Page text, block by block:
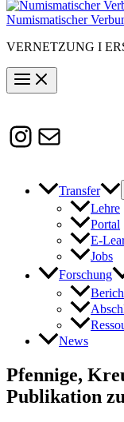
Numismatischer
VERNETZUNG I
Instagram
heidelberg.de
Transfer
Lehre
Portal
E-
Jobs
Forschung
News
Pfennige,
Publikation